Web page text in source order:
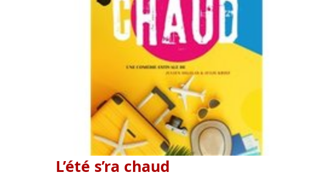
L’été s’ra chaud